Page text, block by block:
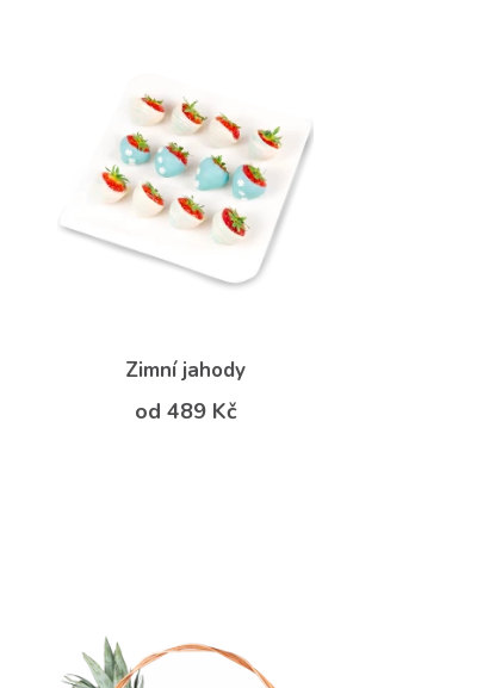
Zimní jahody
od 489 Kč